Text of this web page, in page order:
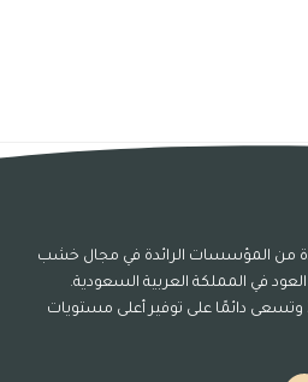
من المؤسسات الرائدة في مجال خشب
في المملكة العربية السعودية.
تأسست المؤسسة في عام 2018 وتسعى دائمًا على توفير أعلى مستويات